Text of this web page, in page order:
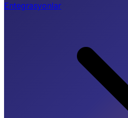
Entegrasyonlar